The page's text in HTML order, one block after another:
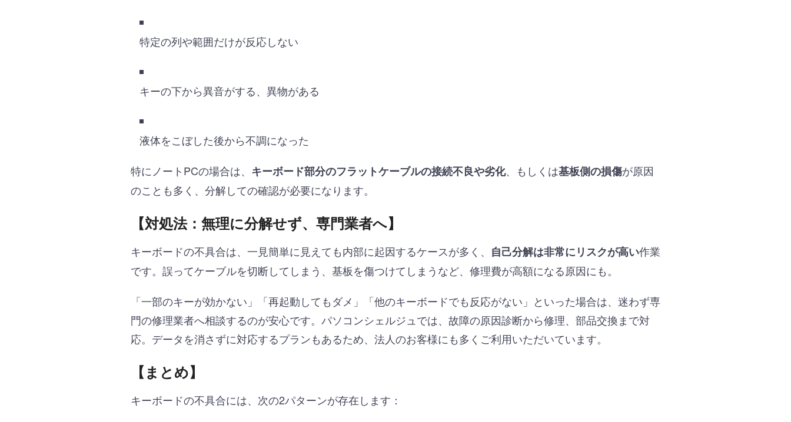
特定の列や範囲だけが反応しない
キーの下から異音がする、異物がある
液体をこぼした後から不調になった
特にノートPCの場合は、 キーボード部分のフラットケーブルの接続不良や劣化、もしくは基板側の損傷が原因
のことも多く、分解しての確認が必要になります。
【対処法：無理に分解せず、専門業者へ】
キーボードの不具合は、一見簡単に見えても内部に起因するケースが多く、 自己分解は非常にリスクが高い作業
です。誤ってケーブルを切断してしまう、基板を傷つけてしまうなど、修理費が高額になる原因にも。
「一部のキーが効かない」「再起動してもダメ」「他のキーボードでも反応がない」といった場合は、迷わず専
門の修理業者へ相談するのが安心です。パソコンシェルジュでは、故障の原因診断から修理、部品交換まで対
応。データを消さずに対応するプランもあるため、法人のお客様にも多くご利用いただいています。
【まとめ】
キーボードの不具合には、次の2パターンが存在します：